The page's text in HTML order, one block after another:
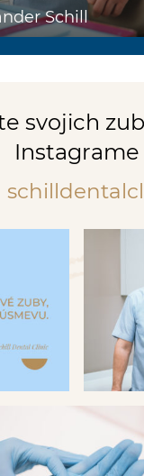
Schill
svojich
Instagrame